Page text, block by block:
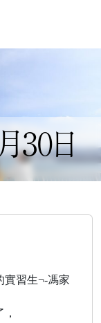
30日
實習生¬-馮家